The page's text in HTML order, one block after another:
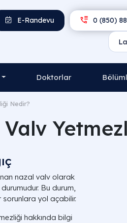
0 (850)
E-Randevu
Doktorlar
Nedir?
nazal valv olarak
Bu durum,
sorunlara yol açabilir.
hakkında bilgi